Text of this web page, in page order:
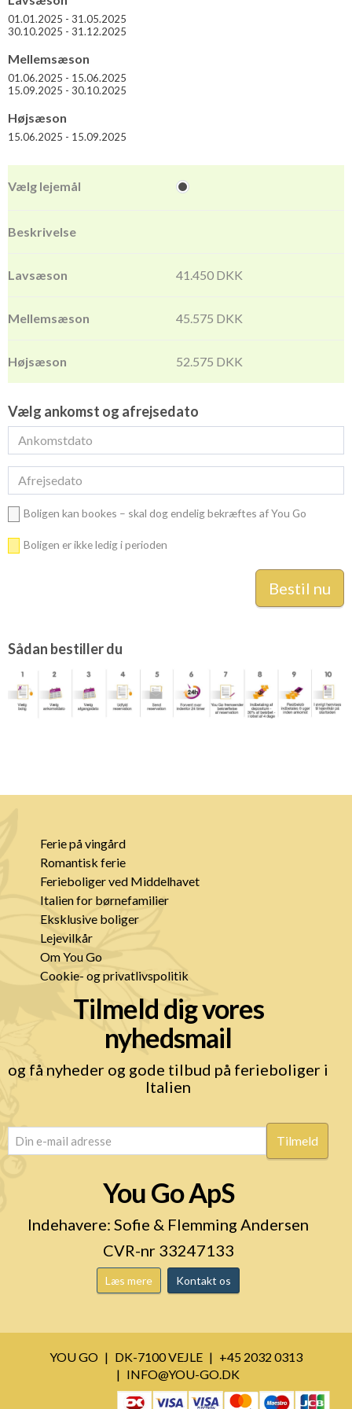
eksklusive udsigt og beliggenhed går med den endelig sejr!
01.01.2025 - 31.05.2025
30.10.2025 - 31.12.2025
Mellemsæson
01.06.2025 - 15.06.2025
15.09.2025 - 30.10.2025
Højsæson
15.06.2025 - 15.09.2025
41.450 DKK
45.575 DKK
52.575 DKK
Vælg ankomst og afrejsedato
Boligen kan bookes – skal dog endelig bekræftes af You Go
Boligen er ikke ledig i perioden
Sådan bestiller du
Ferie på vingård
Romantisk ferie
Ferieboliger ved Middelhavet
Italien for børnefamilier
Eksklusive boliger
Lejevilkår
Om You Go
Cookie- og privatlivspolitik
Tilmeld dig vores
nyhedsmail
og få nyheder og gode tilbud på ferieboliger i
Italien
(Påkrævet)
You Go ApS
Indehavere: Sofie & Flemming Andersen
CVR-nr 33247133
Læs mere Kontakt os
YOU GO DK-7100 VEJLE
+45 2032 0313
INFO@YOU-GO.DK